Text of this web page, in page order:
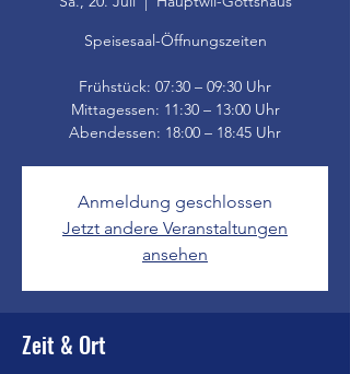
Speisesaal-Öffnungszeiten
Frühstück: 07:30 – 09:30 Uhr
Mittagessen: 11:30 – 13:00 Uhr
Anmeldung geschlossen
Jetzt andere Veranstaltungen
ansehen
Zeit & Ort